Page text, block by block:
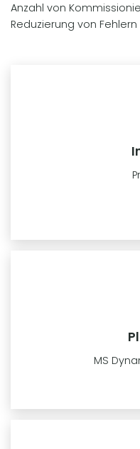
Anzahl von
Reduzierung von
MS